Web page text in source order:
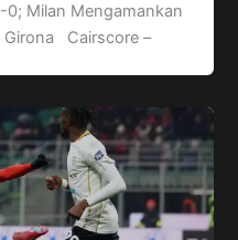
0; Milan Mengamankan
Girona Cairscore –